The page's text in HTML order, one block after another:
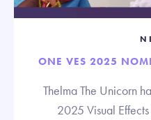
ONE VES 2025
Thelma The Unicorn
2025 Visual